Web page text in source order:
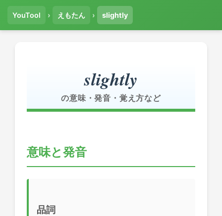
YouTool › えもたん › slightly
slightly
の意味・発音・覚え方など
意味と発音
品詞